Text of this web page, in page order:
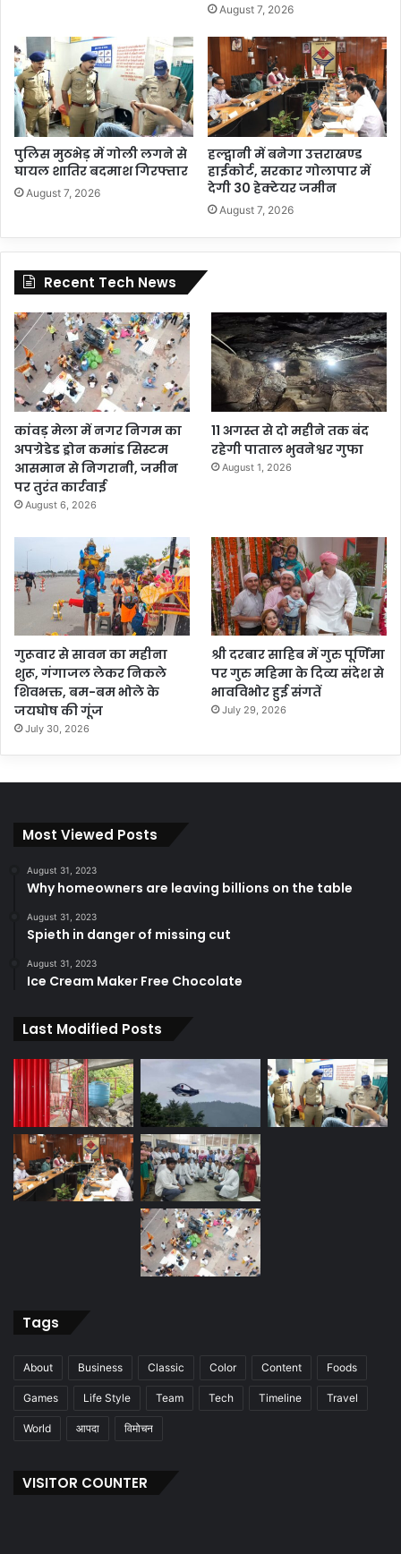
August 7, 2026
पुलिस मुठभेड़ में गोली लगने से
घायल शातिर बदमाश गिरफ्तार
August 7, 2026
हल्द्वानी में बनेगा उत्तराखण्ड
हाईकोर्ट, सरकार गोलापार में
देगी 30 हेक्टेयर जमीन
August 7, 2026
Recent Tech News
कांवड़ मेला में नगर निगम का
अपग्रेडेड ड्रोन कमांड सिस्टम
आसमान से निगरानी, जमीन
पर तुरंत कार्रवाई
August 6, 2026
11 अगस्त से दो महीने तक बंद
रहेगी पाताल भुवनेश्वर गुफा
August 1, 2026
गुरूवार से सावन का महीना
शुरू, गंगाजल लेकर निकले
शिवभक्त, बम-बम भोले के
जयघोष की गूंज
July 30, 2026
श्री दरबार साहिब में गुरु पूर्णिमा
पर गुरु महिमा के दिव्य संदेश से
भावविभोर हुई संगतें
July 29, 2026
Most Viewed Posts
August 31, 2023
Why homeowners are leaving billions on the table
August 31, 2023
Spieth in danger of missing cut
August 31, 2023
Ice Cream Maker Free Chocolate
Last Modified Posts
Tags
About Business Classic Color Content Foods
Games Life Style Team Tech Timeline Travel
World आपदा विमोचन
VISITOR COUNTER